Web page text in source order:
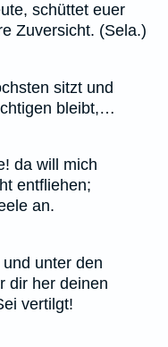
schüttet euer
Zuversicht. (Sela.)
sitzt und
bleibt,…
da will mich
entfliehen;
an.
unter den
dir her deinen
vertilgt!